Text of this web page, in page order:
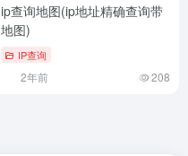
ip查询地图(ip地址精确查询带
地图)
IP查询
2年前 208